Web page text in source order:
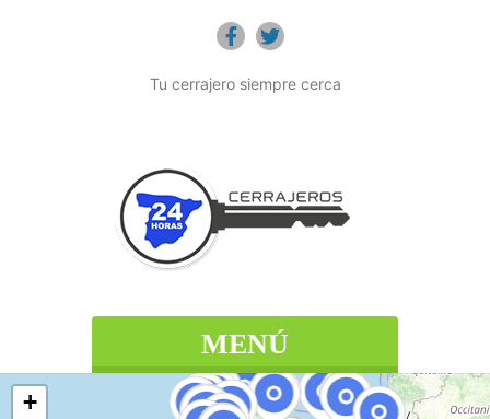
Tu cerrajero siempre cerca
MENÚ
+